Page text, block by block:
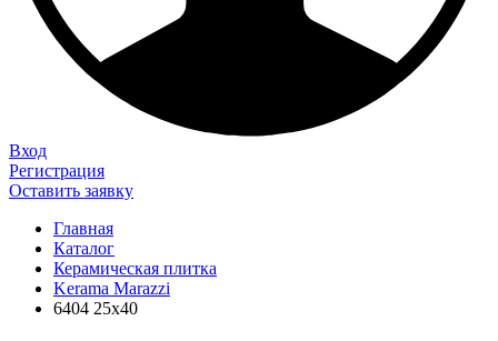
Вход
Регистрация
Оставить заявку
Главная
Каталог
Керамическая плитка
Kerama Marazzi
6404 25х40